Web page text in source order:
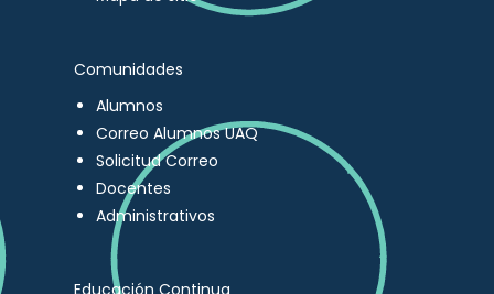
Comunidades
Alumnos
Correo Alumnos UAQ
Solicitud Correo
Docentes
Administrativos
Educación Continua